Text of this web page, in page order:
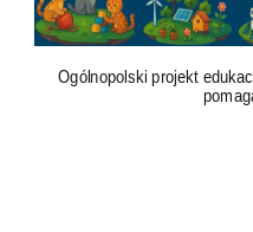
Ogólnopolski projekt